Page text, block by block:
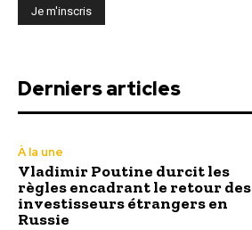
Derniers articles
À la une
Vladimir Poutine durcit les
règles encadrant le retour des
investisseurs étrangers en
Russie